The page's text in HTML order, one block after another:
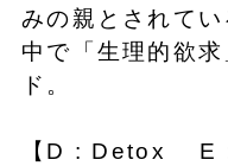
みの親とされて
中で「生理的欲
ド。
【D : Detox